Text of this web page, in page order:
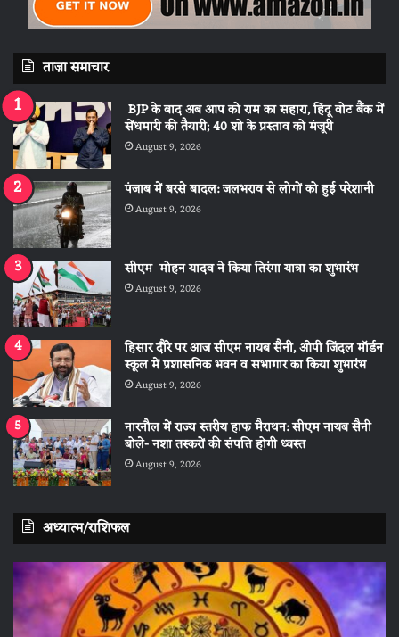
ताज़ा समाचार
BJP के बाद अब आप को राम का सहारा, हिंदू वोट बैंक में
सेंधमारी की तैयारी; 40 शो के प्रस्ताव को मंजूरी
August 9, 2026
पंजाब में बरसे बादल: जलभराव से लोगों को हुई परेशानी
August 9, 2026
सीएम मोहन यादव ने किया तिरंगा यात्रा का शुभारंभ
August 9, 2026
हिसार दौरे पर आज सीएम नायब सैनी, ओपी जिंदल मॉर्डन
स्कूल में प्रशासनिक भवन व सभागार का किया शुभारंभ
August 9, 2026
नारनौल में राज्य स्तरीय हाफ मैराथन: सीएम नायब सैनी
बोले- नशा तस्करों की संपत्ति होगी ध्वस्त
August 9, 2026
अध्यात्म/राशिफल